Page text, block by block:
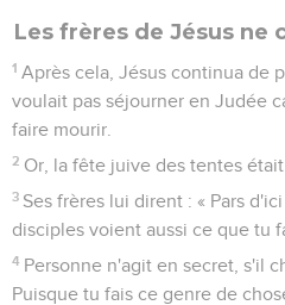
Les frères de Jésus ne
1 Après cela, Jésus continua de
voulait pas séjourner en Judée
faire mourir.
2 Or, la fête juive des tentes était
3 Ses frères lui dirent : « Pars
disciples voient aussi ce que tu
4 Personne n'agit en secret, s'il
Puisque tu fais ce genre de